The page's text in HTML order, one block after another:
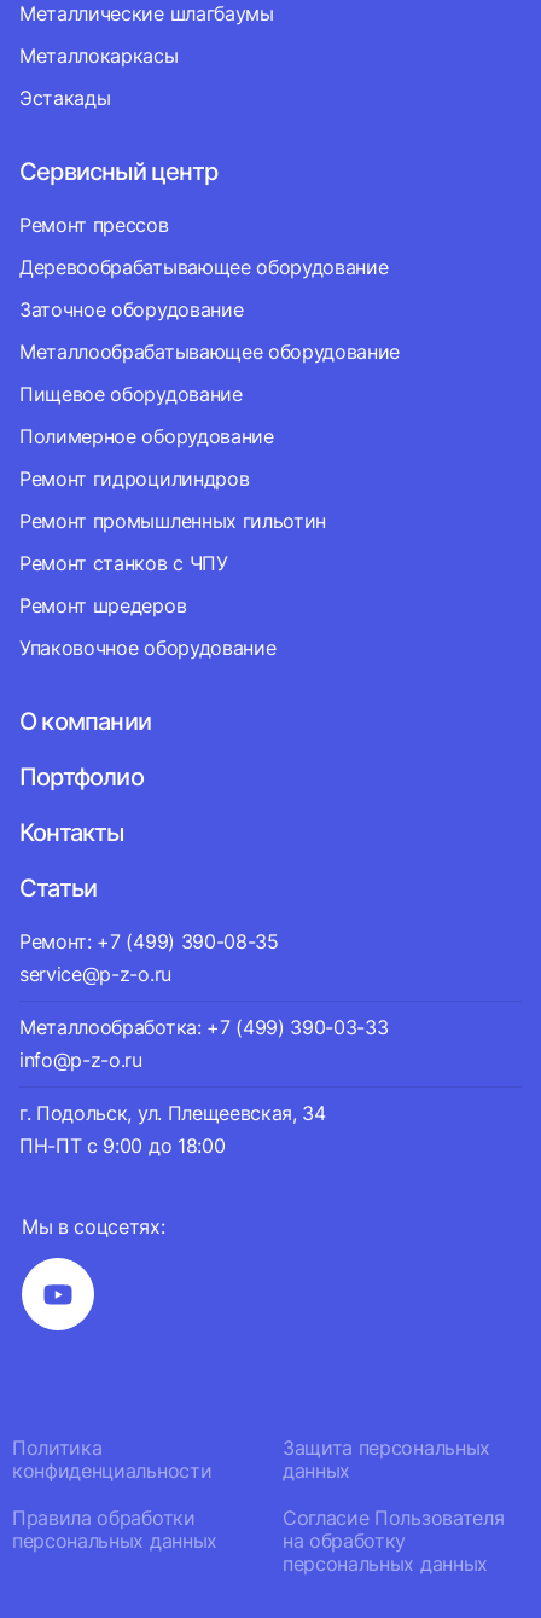
Мы в соцсетях:
Металлические шлагбаумы
Металлокаркасы
Эстакады
Сервисный центр
Ремонт прессов
Деревообрабатывающее оборудование
Заточное оборудование
Металлообрабатывающее оборудование
Пищевое оборудование
Полимерное оборудование
Ремонт гидроцилиндров
Ремонт промышленных гильотин
Ремонт станков с ЧПУ
Ремонт шредеров
Упаковочное оборудование
О компании
Портфолио
Контакты
Статьи
Ремонт: +7 (499) 390-08-35
service@p-z-o.ru
Металлообработка: +7 (499) 390-03-33
info@p-z-o.ru
г. Подольск, ул. Плещеевская, 34
ПН-ПТ с 9:00 до 18:00
Политика
конфиденциальности
Защита персональных
данных
Правила обработки
персональных данных
Согласие Пользователя
на обработку
персональных данных